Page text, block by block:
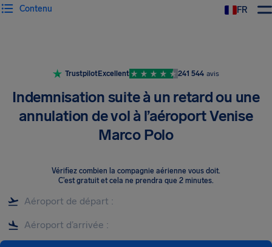
FR
Contenu
TrustpilotExcellent 241 544 avis
Indemnisation suite à un retard ou une
annulation de vol à l’aéroport Venise
Marco Polo
Vérifiez combien la compagnie aérienne vous doit.
C’est gratuit et cela ne prendra que 2 minutes.